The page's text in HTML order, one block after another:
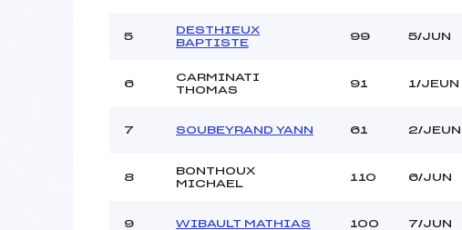
5
DESTHIEUX
BAPTISTE
99 5/JUN
6
CARMINATI
THOMAS
91 1/JEUN
7 SOUBEYRAND YANN 61 2/JEUN
8
BONTHOUX
MICHAEL
110 6/JUN
9 WIBAULT MATHIAS 100 7/JUN